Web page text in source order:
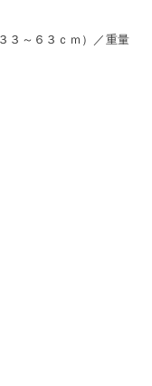
～６３ｃｍ）／重量